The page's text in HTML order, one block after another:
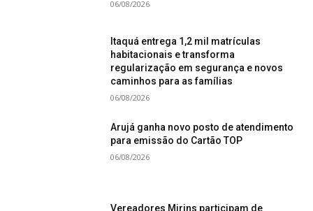
06/08/2026
Itaquá entrega 1,2 mil matrículas
habitacionais e transforma
regularização em segurança e novos
caminhos para as famílias
06/08/2026
Arujá ganha novo posto de atendimento
para emissão do Cartão TOP
06/08/2026
Vereadores Mirins participam de